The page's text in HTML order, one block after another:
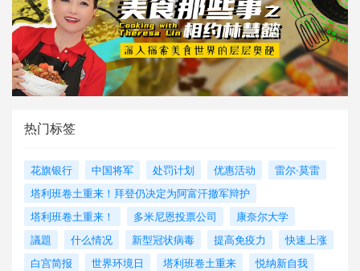
热门标签
花旗银行 中国将军 处罚计划 优惠活动
雷尔·莫雷
塔利班卷土重来！拜登仍决定为阿富汗撤军辩护
塔利班卷土重来！
多米尼恩投票公司
康奈尔大学
議題
什么情况 新型冠状病毒 提高免疫力
快速上涨
白宫简报
世界环境日 塔利班卷土重来
悦纳新自我